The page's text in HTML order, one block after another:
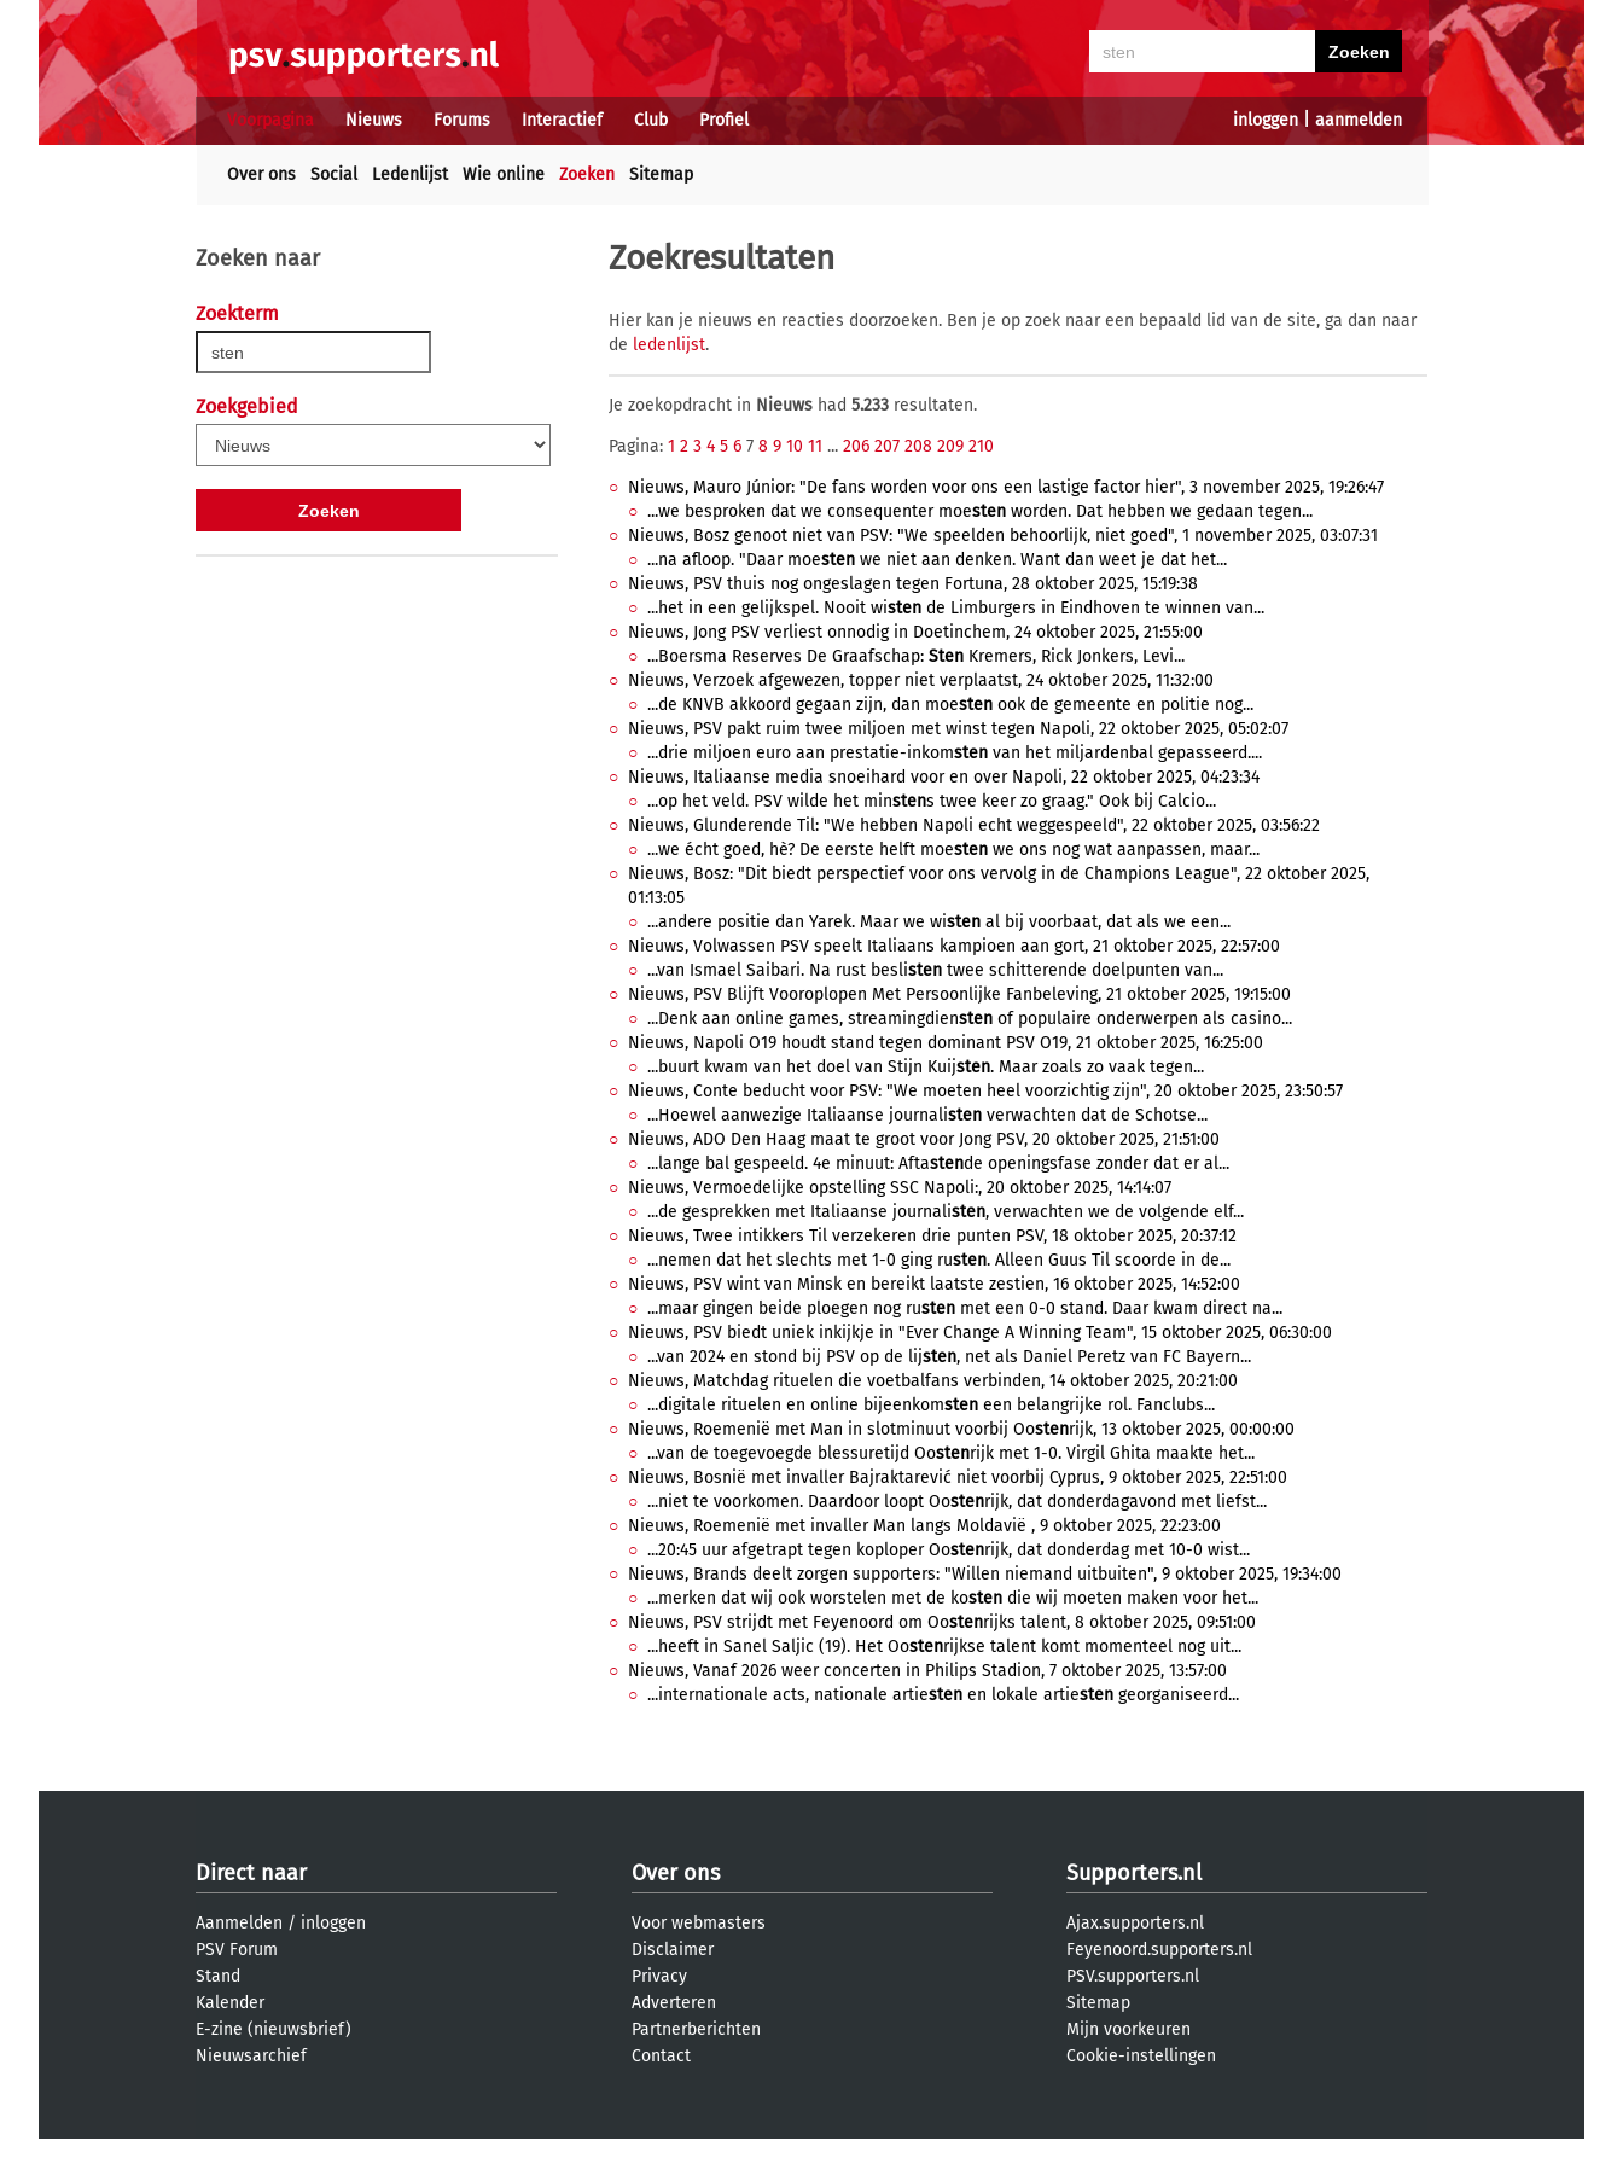
inloggen| aanmelden
Voorpagina Nieuws Forums Interactief Club Profiel
Over ons Social Ledenlijst Wie online Zoeken Sitemap
Zoeken naar
Zoekterm
Zoekgebied
Zoekresultaten
Hier kan je nieuws en reacties doorzoeken. Ben je op zoek naar een bepaald lid van de site, ga dan naar
de ledenlijst.
Je zoekopdracht in Nieuws had 5.233 resultaten.
Pagina: 1 2 3 4 5 6 7 8 9 10 11 ... 206 207 208 209 210
Nieuws, Mauro Júnior: "De fans worden voor ons een lastige factor hier", 3 november 2025, 19:26:47
...we besproken dat we consequenter moesten worden. Dat hebben we gedaan tegen...
Nieuws, Bosz genoot niet van PSV: "We speelden behoorlijk, niet goed", 1 november 2025, 03:07:31
...na afloop. "Daar moesten we niet aan denken. Want dan weet je dat het...
Nieuws, PSV thuis nog ongeslagen tegen Fortuna, 28 oktober 2025, 15:19:38
...het in een gelijkspel. Nooit wisten de Limburgers in Eindhoven te winnen van...
Nieuws, Jong PSV verliest onnodig in Doetinchem, 24 oktober 2025, 21:55:00
...Boersma Reserves De Graafschap: Sten Kremers, Rick Jonkers, Levi...
Nieuws, Verzoek afgewezen, topper niet verplaatst, 24 oktober 2025, 11:32:00
...de KNVB akkoord gegaan zijn, dan moesten ook de gemeente en politie nog...
Nieuws, PSV pakt ruim twee miljoen met winst tegen Napoli, 22 oktober 2025, 05:02:07
...drie miljoen euro aan prestatie-inkomsten van het miljardenbal gepasseerd....
Nieuws, Italiaanse media snoeihard voor en over Napoli, 22 oktober 2025, 04:23:34
...op het veld. PSV wilde het minstens twee keer zo graag." Ook bij Calcio...
Nieuws, Glunderende Til: "We hebben Napoli echt weggespeeld", 22 oktober 2025, 03:56:22
...we écht goed, hè? De eerste helft moesten we ons nog wat aanpassen, maar...
Nieuws, Bosz: "Dit biedt perspectief voor ons vervolg in de Champions League", 22 oktober 2025,
01:13:05
...andere positie dan Yarek. Maar we wisten al bij voorbaat, dat als we een...
Nieuws, Volwassen PSV speelt Italiaans kampioen aan gort, 21 oktober 2025, 22:57:00
...van Ismael Saibari. Na rust beslisten twee schitterende doelpunten van...
Nieuws, PSV Blijft Vooroplopen Met Persoonlijke Fanbeleving, 21 oktober 2025, 19:15:00
...Denk aan online games, streamingdiensten of populaire onderwerpen als casino...
Nieuws, Napoli O19 houdt stand tegen dominant PSV O19, 21 oktober 2025, 16:25:00
...buurt kwam van het doel van Stijn Kuijsten. Maar zoals zo vaak tegen...
Nieuws, Conte beducht voor PSV: "We moeten heel voorzichtig zijn", 20 oktober 2025, 23:50:57
...Hoewel aanwezige Italiaanse journalisten verwachten dat de Schotse...
Nieuws, ADO Den Haag maat te groot voor Jong PSV, 20 oktober 2025, 21:51:00
...lange bal gespeeld. 4e minuut: Aftastende openingsfase zonder dat er al...
Nieuws, Vermoedelijke opstelling SSC Napoli:, 20 oktober 2025, 14:14:07
...de gesprekken met Italiaanse journalisten, verwachten we de volgende elf...
Nieuws, Twee intikkers Til verzekeren drie punten PSV, 18 oktober 2025, 20:37:12
...nemen dat het slechts met 1-0 ging rusten. Alleen Guus Til scoorde in de...
Nieuws, PSV wint van Minsk en bereikt laatste zestien, 16 oktober 2025, 14:52:00
...maar gingen beide ploegen nog rusten met een 0-0 stand. Daar kwam direct na...
Nieuws, PSV biedt uniek inkijkje in "Ever Change A Winning Team", 15 oktober 2025, 06:30:00
...van 2024 en stond bij PSV op de lijsten, net als Daniel Peretz van FC Bayern...
Nieuws, Matchdag rituelen die voetbalfans verbinden, 14 oktober 2025, 20:21:00
...digitale rituelen en online bijeenkomsten een belangrijke rol. Fanclubs...
Nieuws, Roemenië met Man in slotminuut voorbij Oostenrijk, 13 oktober 2025, 00:00:00
...van de toegevoegde blessuretijd Oostenrijk met 1-0. Virgil Ghita maakte het...
Nieuws, Bosnië met invaller Bajraktarević niet voorbij Cyprus, 9 oktober 2025, 22:51:00
...niet te voorkomen. Daardoor loopt Oostenrijk, dat donderdagavond met liefst...
Nieuws, Roemenië met invaller Man langs Moldavië , 9 oktober 2025, 22:23:00
...20:45 uur afgetrapt tegen koploper Oostenrijk, dat donderdag met 10-0 wist...
Nieuws, Brands deelt zorgen supporters: "Willen niemand uitbuiten", 9 oktober 2025, 19:34:00
...merken dat wij ook worstelen met de kosten die wij moeten maken voor het...
Nieuws, PSV strijdt met Feyenoord om Oostenrijks talent, 8 oktober 2025, 09:51:00
...heeft in Sanel Saljic (19). Het Oostenrijkse talent komt momenteel nog uit...
Nieuws, Vanaf 2026 weer concerten in Philips Stadion, 7 oktober 2025, 13:57:00
...internationale acts, nationale artiesten en lokale artiesten georganiseerd...
Direct naar
Aanmelden / inloggen
PSV Forum
Stand
Kalender
E-zine (nieuwsbrief)
Nieuwsarchief
Over ons
Voor webmasters
Disclaimer
Privacy
Adverteren
Partnerberichten
Contact
Supporters.nl
Ajax.supporters.nl
Feyenoord.supporters.nl
PSV.supporters.nl
Sitemap
Mijn voorkeuren
Cookie-instellingen